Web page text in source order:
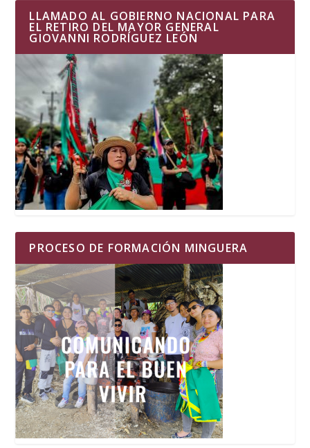
LLAMADO AL GOBIERNO NACIONAL PARA
EL RETIRO DEL MAYOR GENERAL
GIOVANNI RODRÍGUEZ LEÓN
PROCESO DE FORMACIÓN MINGUERA